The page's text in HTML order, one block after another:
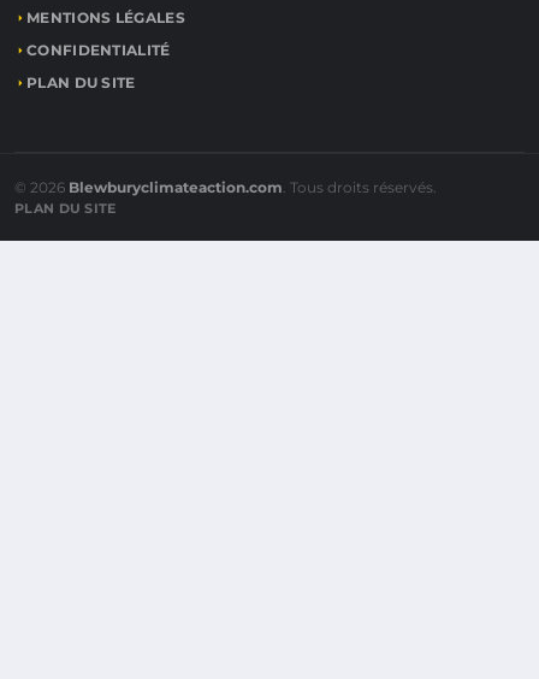
MENTIONS LÉGALES
CONFIDENTIALITÉ
PLAN DU SITE
© 2026 Blewburyclimateaction.com. Tous droits réservés.
PLAN DU SITE